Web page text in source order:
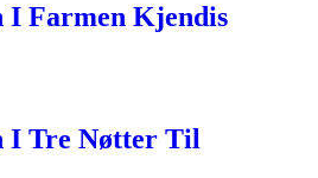
I Farmen Kjendis
I Tre Nøtter Til